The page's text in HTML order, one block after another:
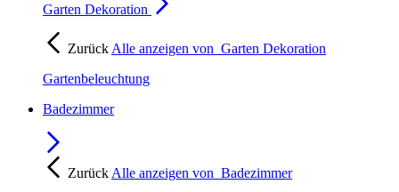
Garten Dekoration
Zurück Alle anzeigen von Garten Dekoration
Gartenbeleuchtung
Badezimmer
Zurück Alle anzeigen von Badezimmer